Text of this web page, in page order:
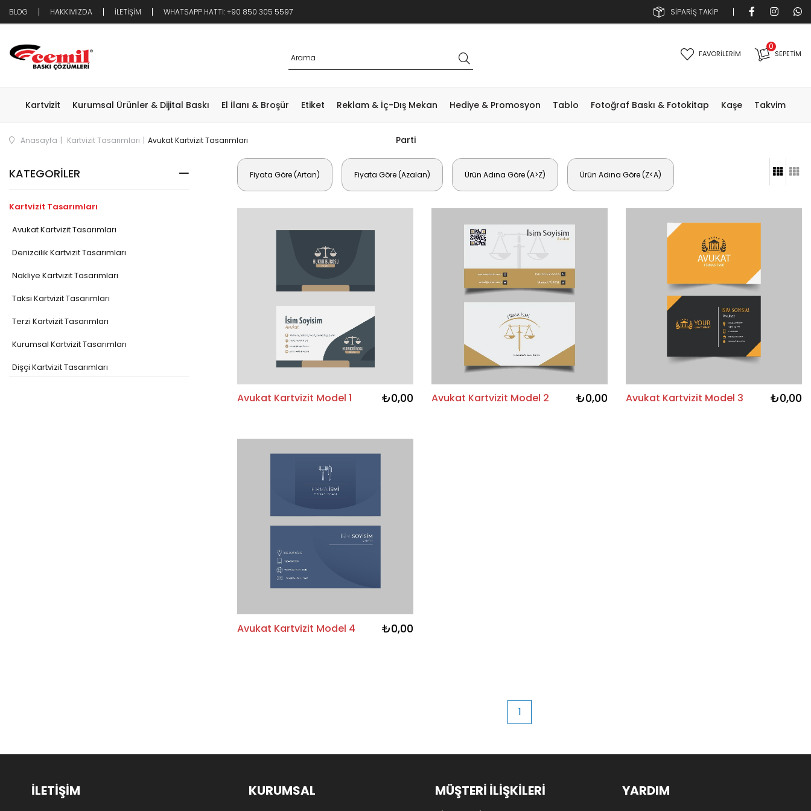
BLOG HAKKIMIZDA İLETİŞİM WHATSAPP HATTI: +90 850 305 5597 SİPARİŞ TAKİP
SEPETIM
0
FAVORİLERİM
Kartvizit Kurumsal Ürünler & Dijital Baskı El İlanı & Broşür Etiket Reklam & İç-Dış Mekan Hediye & Promosyon Tablo Fotoğraf Baskı & Fotokitap Kaşe Takvim
Parti
Anasayfa Kartvizit Tasarımları Avukat Kartvizit Tasarımları
KATEGORILER
Kartvizit Tasarımları
Avukat Kartvizit Tasarımları
Denizcilik Kartvizit Tasarımları
Nakliye Kartvizit Tasarımları
Taksi Kartvizit Tasarımları
Terzi Kartvizit Tasarımları
Kurumsal Kartvizit Tasarımları
Dişçi Kartvizit Tasarımları
Fiyata Göre (Artan) Fiyata Göre (Azalan) Ürün Adına Göre (A>Z) Ürün Adına Göre (Z<A)
Avukat Kartvizit Model 1 ₺0,00 Avukat Kartvizit Model 2 ₺0,00 Avukat Kartvizit Model 3 ₺0,00
Avukat Kartvizit Model 4 ₺0,00
1
İLETİŞİM KURUMSAL MÜŞTERİ İLİŞKİLERİ YARDIM